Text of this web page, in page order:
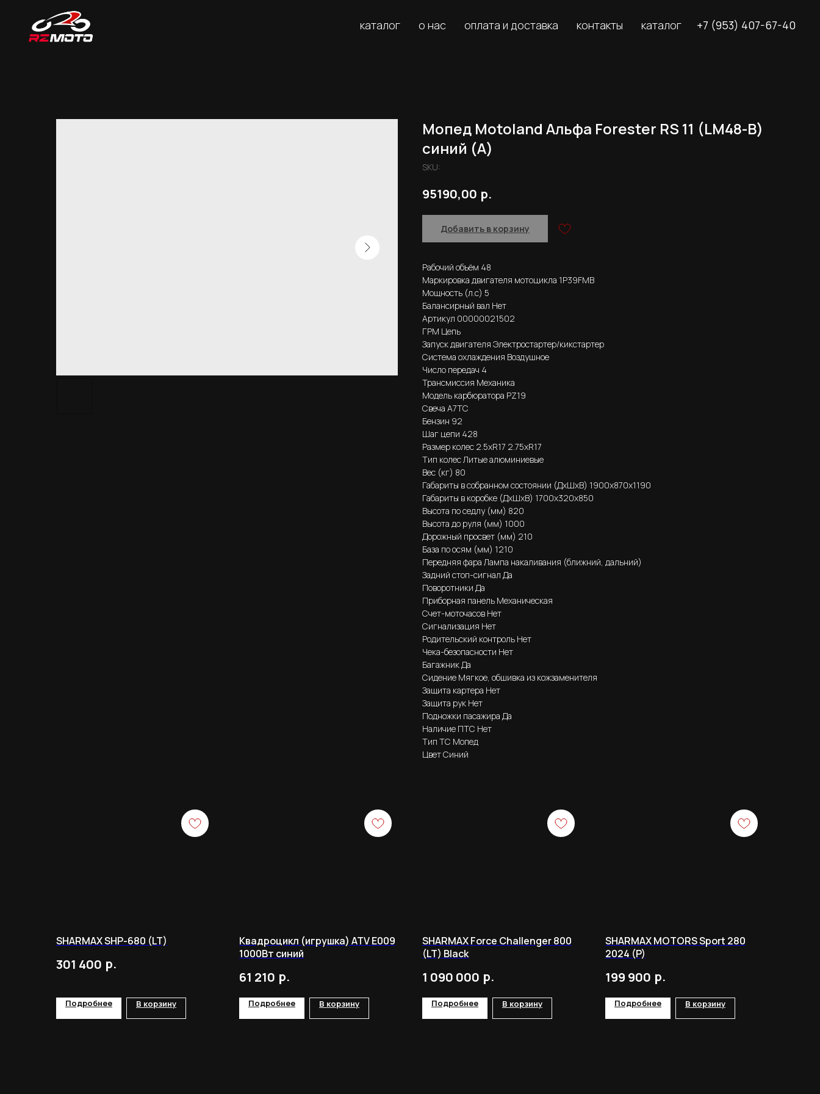
каталог о нас оплата и доставка контакты каталог +7 (953) 407-67-40
Мопед Motoland Альфа Forester RS 11 (LM48-B)
синий (A)
SKU:
95190,00 р.
Добавить в корзину
Рабочий объём 48
Маркировка двигателя мотоцикла 1P39FMB
Мощность (л.с) 5
Балансирный вал Нет
Артикул 00000021502
ГРМ Цепь
Запуск двигателя Электростартер/кикстартер
Система охлаждения Воздушное
Число передач 4
Трансмиссия Механика
Модель карбюратора PZ19
Свеча A7TC
Бензин 92
Шаг цепи 428
Размер колес 2.5хR17 2.75хR17
Тип колес Литые алюминиевые
Вес (кг) 80
Габариты в собранном состоянии (ДхШхВ) 1900х870х1190
Габариты в коробке (ДхШхВ) 1700x320x850
Высота по седлу (мм) 820
Высота до руля (мм) 1000
Дорожный просвет (мм) 210
База по осям (мм) 1210
Передняя фара Лампа накаливания (ближний, дальний)
Задний стоп-сигнал Да
Поворотники Да
Приборная панель Механическая
Счет-моточасов Нет
Сигнализация Нет
Родительский контроль Нет
Чека-безопасности Нет
Багажник Да
Сидение Мягкое, обшивка из кожзаменителя
Защита картера Нет
Защита рук Нет
Подножки пасажира Да
Наличие ПТС Нет
Тип ТС Мопед
Цвет Синий
SHARMAX SHP-680 (LT)
301 400 р.
Подробнее В корзину
Квадроцикл (игрушка) ATV E009
1000Вт синий
61 210 р.
Подробнее В корзину
SHARMAX Force Challenger 800
(LT) Black
1 090 000 р.
Подробнее В корзину
SHARMAX MOTORS Sport 280
2024 (P)
199 900 р.
Подробнее В корзину